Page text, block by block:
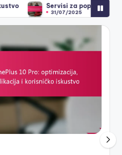
Servisi za popravak ekrana
31/07/2025
31/07/2025